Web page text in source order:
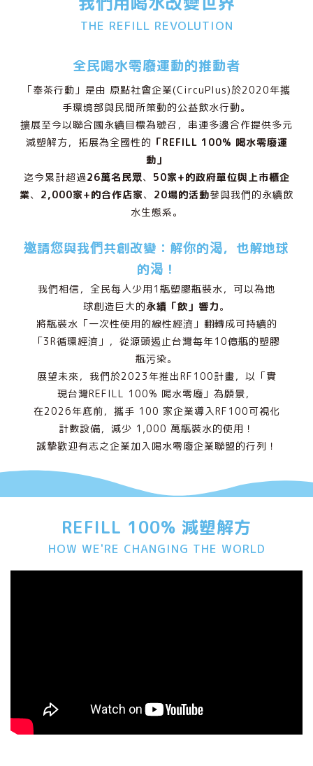
THE REFILL REVOLUTION
全民喝水零廢運動的推動者
「奉茶行動」是由 原點社會企業(CircuPlus)於2020年攜
手環境部與民間所策動的公益飲水行動。
擴展至今以聯合國永續目標為號召，串連多邊合作提供多元
減塑解方，拓展為全國性的 「REFILL 100% 喝水零廢運
動」
迄今累計超過26萬名民眾、 50家+的政府單位與上市櫃企
業、 2,000家+的合作店家、 20場的活動參與我們的永續飲
水生態系。
邀請您與我們共創改變：解你的渴，也解地球
的渴！
我們相信，全民每人少用1瓶塑膠瓶裝水，可以為地
球創造巨大的永續「飲」響力。
將瓶裝水「一次性使用的線性經濟」翻轉成可持續的
「3R循環經濟」，從源頭遏止台灣每年10億瓶的塑膠
瓶污染。
展望未來，我們於2023年推出RF100計畫，以「實
現台灣REFILL 100% 喝水零廢」為願景，
在2026年底前，攜手 100 家企業導入RF100可視化
計數設備，減少 1,000 萬瓶裝水的使用！
誠摯歡迎有志之企業加入喝水零廢企業聯盟的行列！
REFILL 100% 減塑解方
HOW WE'RE CHANGING THE WORLD